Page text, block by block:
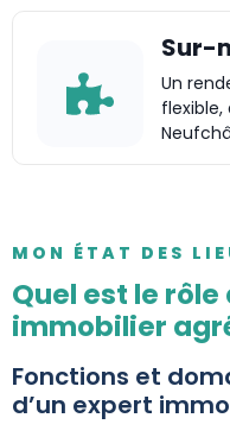
Sur-
Un
MON ÉTAT DES
Quel est le rôle
immobilier
Fonctions et
d’un expert